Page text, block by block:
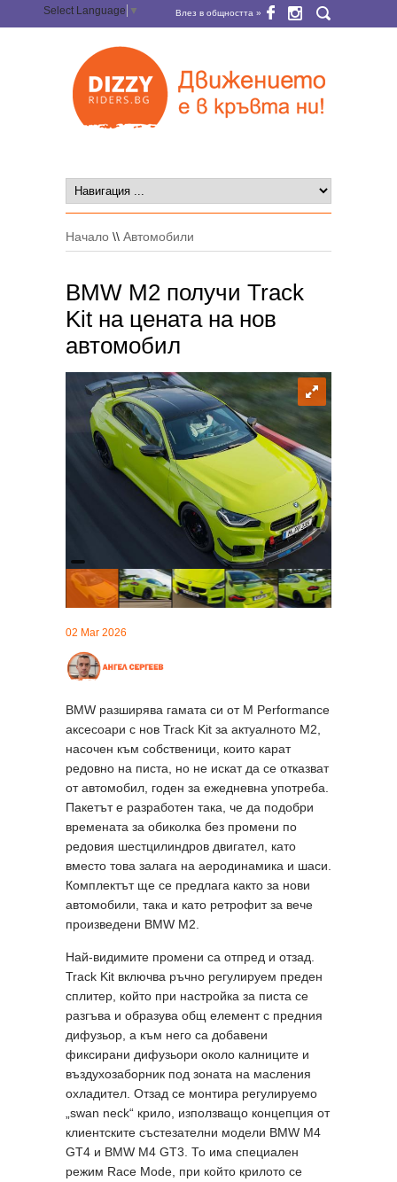
Select Language ▼ Влез в общността »
Начало \\ Автомобили
BMW M2 получи Track
Kit на цената на нов
автомобил
02 Mar 2026
BMW разширява гамата си от M Performance
аксесоари с нов Track Kit за актуалното M2,
насочен към собственици, които карат
редовно на писта, но не искат да се отказват
от автомобил, годен за ежедневна употреба.
Пакетът е разработен така, че да подобри
времената за обиколка без промени по
редовия шестцилиндров двигател, като
вместо това залага на аеродинамика и шаси.
Комплектът ще се предлага както за нови
автомобили, така и като ретрофит за вече
произведени BMW M2.
Най-видимите промени са отпред и отзад.
Track Kit включва ръчно регулируем преден
сплитер, който при настройка за писта се
разгъва и образува общ елемент с предния
дифузьор, а към него са добавени
фиксирани дифузьори около калниците и
въздухозаборник под зоната на масления
охладител. Отзад се монтира регулируемо
„swan neck“ крило, използващо концепция от
клиентските състезателни модели BMW M4
GT4 и BMW M4 GT3. То има специален
режим Race Mode, при който крилото се